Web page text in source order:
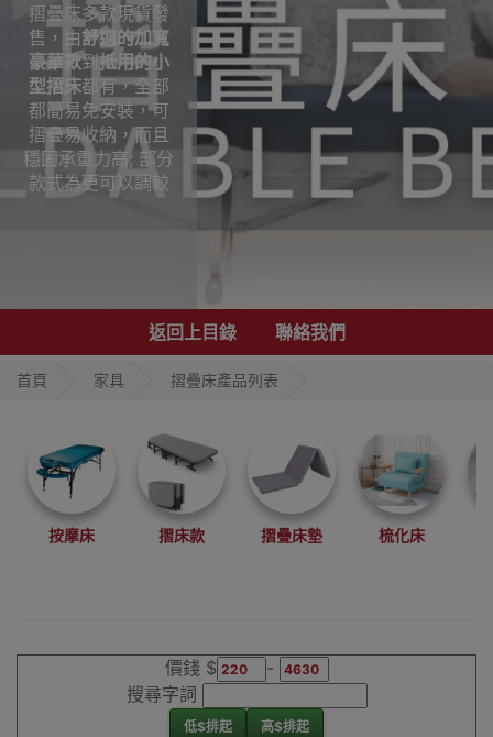
摺疊床多款現貨發
售，由舒適的加寬
豪華款到抵用的小
型摺床都有，全部
都簡易免安裝，可
摺疊易收納，而且
穩固承重力高; 部分
款式為更可以調較
角度的摺疊床椅，
摺床價格優惠，總
有一款岩你心水，
Outlet Express HK
香港觀塘陳列室直
接購買或試用!
摺疊床
返回上目錄 聯絡我們
首頁 家具 摺疊床產品列表
按摩床 摺床款 摺疊床墊 梳化床
價錢 $
-
搜尋字詞
低$排起 高$排起